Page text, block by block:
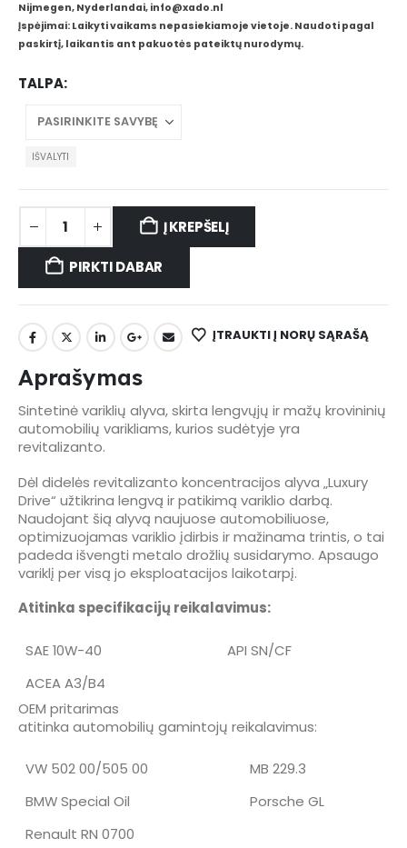
Nijmegen, Nyderlandai, info@xado.nl
Įspėjimai: Laikyti vaikams nepasiekiamoje vietoje. Naudoti pagal
paskirtį, laikantis ant pakuotės pateiktų nurodymų.
TALPA
IŠVALYTI
Į KREPŠELĮ
PIRKTI DABAR
ĮTRAUKTI Į NORŲ SĄRAŠĄ
Aprašymas
Sintetinė variklių alyva, skirta lengvųjų ir mažų krovininių
automobilių varikliams, kurios sudėtyje yra
revitalizanto.
Dėl didelės revitalizanto koncentracijos alyva „Luxury
Drive“ užtikrina lengvą ir patikimą variklio darbą.
Naudojant šią alyvą naujuose automobiliuose,
optimizuojamas variklio įdirbis ir mažinama trintis, o tai
padeda išvengti metalo drožlių susidarymo. Apsaugo
variklį per visą jo eksploatacijos laikotarpį.
Atitinka specifikacijų reikalavimus:
SAE 10W-40
API SN/CF
ACEA A3/B4
OEM pritarimas
atitinka automobilių gamintojų reikalavimus:
VW 502 00/505 00
MB 229.3
BMW Special Oil
Porsche GL
Renault RN 0700